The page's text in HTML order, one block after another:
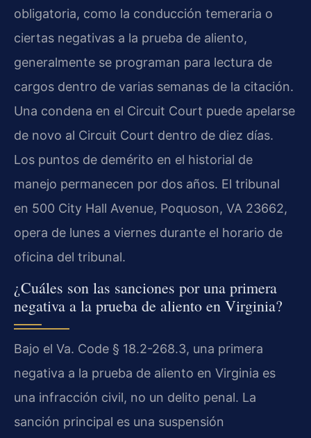
obligatoria, como la conducción temeraria o
ciertas negativas a la prueba de aliento,
generalmente se programan para lectura de
cargos dentro de varias semanas de la citación.
Una condena en el Circuit Court puede apelarse
de novo al Circuit Court dentro de diez días.
Los puntos de demérito en el historial de
manejo permanecen por dos años. El tribunal
en 500 City Hall Avenue, Poquoson, VA 23662,
opera de lunes a viernes durante el horario de
oficina del tribunal.
¿Cuáles son las sanciones por una primera
negativa a la prueba de aliento en Virginia?
Bajo el Va. Code § 18.2-268.3, una primera
negativa a la prueba de aliento en Virginia es
una infracción civil, no un delito penal. La
sanción principal es una suspensión